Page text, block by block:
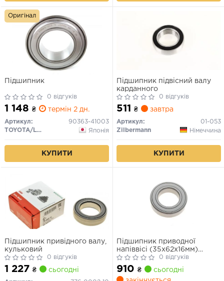
Підшипник
0 відгуків
1 148 ₴ термін 2 дн.
Артикул:
90363-41003
TOYOTA/LEXUS
Японія
КУПИТИ
Оригінал
Підшипник підвісний валу
карданного
0 відгуків
511 ₴ завтра
Артикул:
01-053
Zilbermann
Німеччина
КУПИТИ
Підшипник привідного валу,
кульковий
0 відгуків
1 227 ₴ сьогодні
Підшипник приводної
напіввісі (35x62x16мм)
CITROEN JUMPER II, FIAT
DUCATO, FORD TRANSIT,
OPEL MOVANO A, MOVANO
0 відгуків
910 ₴
сьогодні